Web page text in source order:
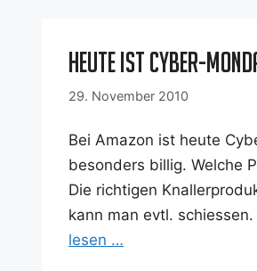
Heute ist Cyber-
29. November 2010
Bei Ama­zon ist heu­te
beson­ders bil­lig. Wel­che
Die rich­ti­gen
kann man evtl.
le­sen …